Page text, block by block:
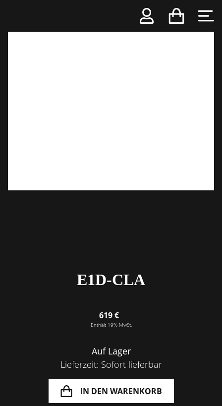
E1D-CLA
619 €
Enthält 19% MwSt.
Auf Lager
Lieferzeit: Sofort lieferbar
IN DEN WARENKORB